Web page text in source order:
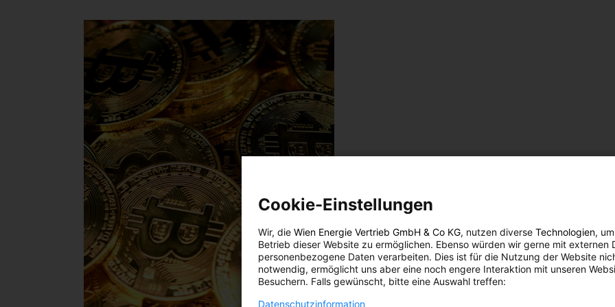
Cookie-Einstellungen
Wir, die Wien Energie Vertrieb GmbH & Co KG, nutzen diverse Technologien,
Betrieb dieser Website zu ermöglichen. Ebenso würden wir gerne mit externen
personenbezogene Daten verarbeiten. Dies ist für die Nutzung der Website
notwendig, ermöglicht uns aber eine noch engere Interaktion mit unseren
Besuchern. Falls gewünscht, bitte eine Auswahl treffen:
Datenschutzinformation